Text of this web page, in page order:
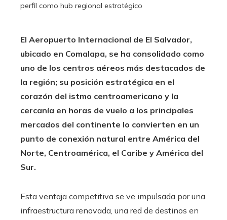
perfil como hub regional estratégico
El Aeropuerto Internacional de El Salvador,
ubicado en Comalapa, se ha consolidado como
uno de los centros aéreos más destacados de
la región; su posición estratégica en el
corazón del istmo centroamericano y la
cercanía en horas de vuelo a los principales
mercados del continente lo convierten en un
punto de conexión natural entre América del
Norte, Centroamérica, el Caribe y América del
Sur.
Esta ventaja competitiva se ve impulsada por una
infraestructura renovada, una red de destinos en